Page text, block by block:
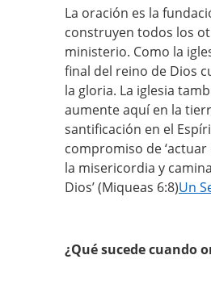
La oración es la
construyen todos los
ministerio. Como la
final del reino de Dios
la gloria. La iglesia
aumente aquí en la
santificación en el
compromiso de
la misericordia y
Dios’ (Miqueas 6:8)Un
¿Qué sucede cuando